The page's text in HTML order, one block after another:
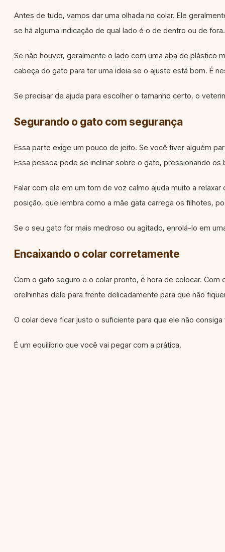
Antes de tudo, vamos dar uma olhada no colar. Ele
se há alguma indicação de qual lado é o de dentro ou de fora.
Se não houver, geralmente o lado com uma aba de plástico
cabeça do gato para ter uma ideia se o ajuste está bom. É
Se precisar de ajuda para escolher o tamanho certo, o
Segurando o gato com segurança
Essa parte exige um pouco de jeito. Se você tiver alguém
Essa pessoa pode se inclinar sobre o gato, pressionando
Falar com ele em um tom de voz calmo ajuda muito a
posição, que lembra como a mãe gata carrega os filhotes,
Se o seu gato for mais medroso ou agitado, enrolá-lo em
Encaixando o colar corretamente
Com o gato seguro e o colar pronto, é hora de colocar.
orelhinhas dele para frente delicadamente para que não
O colar deve ficar justo o suficiente para que ele não
É um equilíbrio que você vai pegar com a prática.